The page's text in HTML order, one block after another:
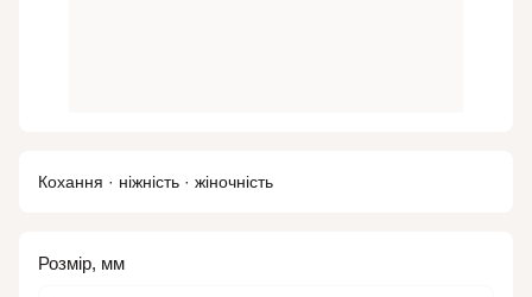
Кохання · ніжність · жіночність
Розмір, мм